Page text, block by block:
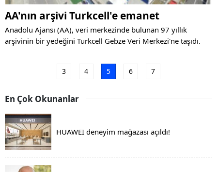
AA'nın arşivi Turkcell'e emanet
Anadolu Ajansı (AA), veri merkezinde bulunan 97 yıllık
arşivinin bir yedeğini Turkcell Gebze Veri Merkezi'ne taşıdı.
3 4 5 6 7
En Çok Okunanlar
HUAWEI deneyim mağazası açıldı!